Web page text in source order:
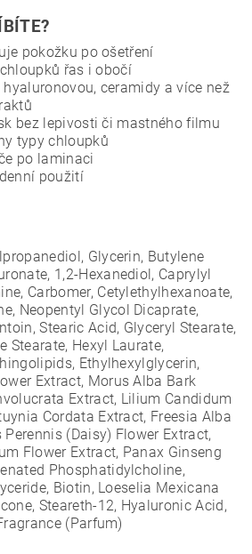
pokožku po ošetření
řas i obočí
ceramidy a více než
bez lepivosti či mastného filmu
typy chloupků
po laminaci
použití
Glycerin, Butylene
1,2-Hexanediol, Caprylyl
Carbomer, Cetylethylhexanoate,
Neopentyl Glycol Dicaprate,
Stearic Acid, Glyceryl Stearate,
Stearate, Hexyl Laurate,
Ethylhexylglycerin,
Extract, Morus Alba Bark
Extract, Lilium Candidum
Cordata Extract, Freesia Alba
(Daisy) Flower Extract,
Flower Extract, Panax Ginseng
Phosphatidylcholine,
Biotin, Loeselia Mexicana
Steareth-12, Hyaluronic Acid,
(Parfum)